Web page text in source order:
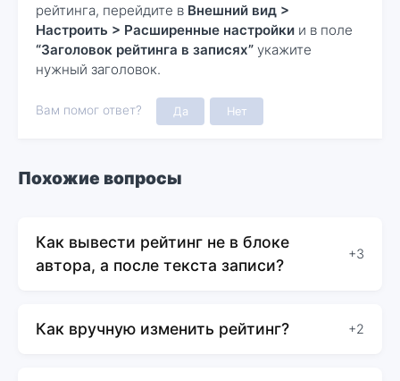
рейтинга, перейдите в Внешний вид >
Настроить > Расширенные настройки и в поле
“Заголовок рейтинга в записях” укажите
нужный заголовок.
Вам помог ответ? Да Нет
Похожие вопросы
Как вывести рейтинг не в блоке
автора, а после текста записи?
+3
Как вручную изменить рейтинг? +2